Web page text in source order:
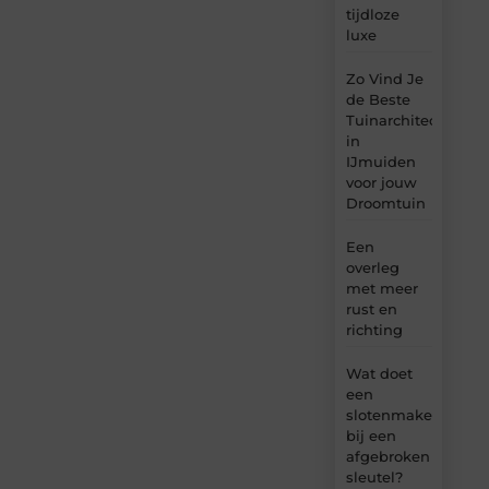
tijdloze
luxe
Zo Vind Je
de Beste
Tuinarchitect
in
IJmuiden
voor jouw
Droomtuin
Een
overleg
met meer
rust en
richting
Wat doet
een
slotenmaker
bij een
afgebroken
sleutel?